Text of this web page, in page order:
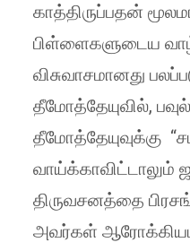
காத்திருப்பதன்
பிள்ளைகளுடைய
விசுவாசமானது
தீமோத்தேயுவில்,
தீமோத்தேயுவுக்கு
வாய்க்காவிட்டாலும்
திருவசனத்தை
அவர்கள்